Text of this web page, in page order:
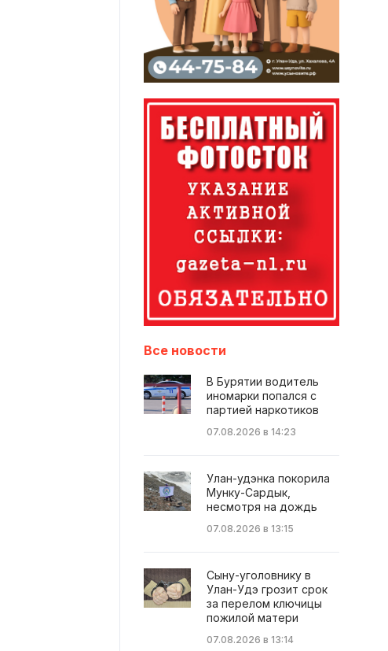
Все новости
В Бурятии водитель
иномарки попался с
партией наркотиков
07.08.2026 в 14:23
Улан-удэнка покорила
Мунку-Сардык,
несмотря на дождь
07.08.2026 в 13:15
Сыну-уголовнику в
Улан-Удэ грозит срок
за перелом ключицы
пожилой матери
07.08.2026 в 13:14